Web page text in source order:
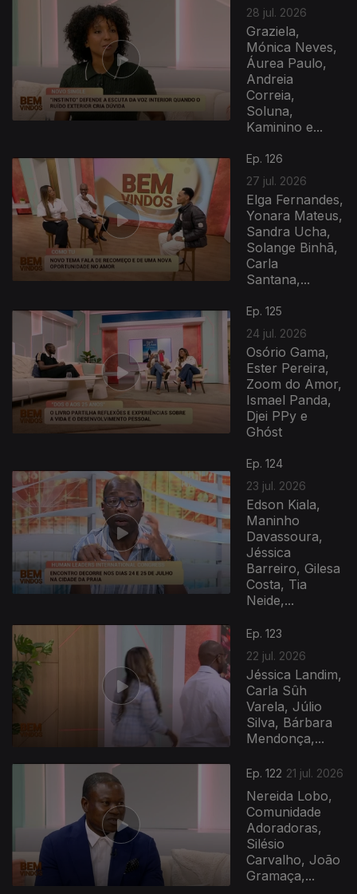
28 jul. 2026
Graziela,
Mónica Neves,
Áurea Paulo,
Andreia
Correia,
Soluna,
Kaminino e...
Ep. 126
27 jul. 2026
Elga Fernandes,
Yonara Mateus,
Sandra Ucha,
Solange Binhã,
Carla
Santana,...
Ep. 125
24 jul. 2026
Osório Gama,
Ester Pereira,
Zoom do Amor,
Ismael Panda,
Djei PPy e
Ghóst
Ep. 124
23 jul. 2026
Edson Kiala,
Maninho
Davassoura,
Jéssica
Barreiro, Gilesa
Costa, Tia
Neide,...
Ep. 123
22 jul. 2026
Jéssica Landim,
Carla Sûh
Varela, Júlio
Silva, Bárbara
Mendonça,...
Ep. 122 21 jul. 2026
Nereida Lobo,
Comunidade
Adoradoras,
Silésio
Carvalho, João
Gramaça,...